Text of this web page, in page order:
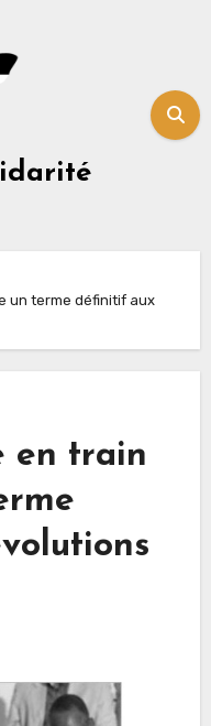
un terme définitif aux
en train